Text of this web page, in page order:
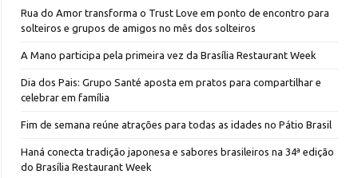
Rua do Amor transforma o Trust Love em ponto de encontro para
solteiros e grupos de amigos no mês dos solteiros
A Mano participa pela primeira vez da Brasília Restaurant Week
Dia dos Pais: Grupo Santé aposta em pratos para compartilhar e
celebrar em família
Fim de semana reúne atrações para todas as idades no Pátio Brasil
Haná conecta tradição japonesa e sabores brasileiros na 34ª edição
do Brasília Restaurant Week